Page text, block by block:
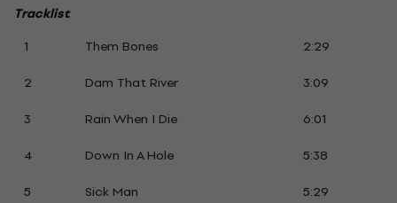
Tracklist
1
Them Bones
2:29
2
Dam That River
3:09
3
Rain When I Die
6:01
4
Down In A Hole
5:38
5
Sick Man
5:29